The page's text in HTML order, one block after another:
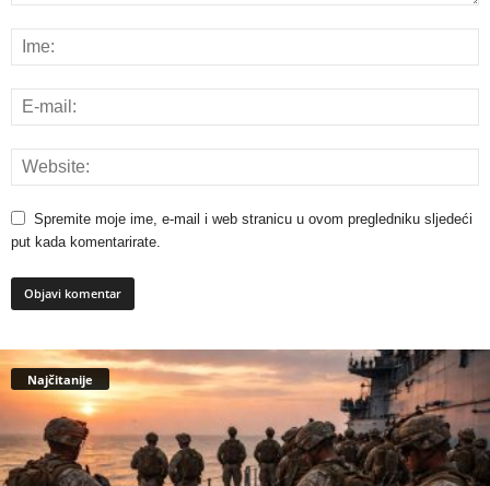
Spremite moje ime, e-mail i web stranicu u ovom pregledniku sljedeći
put kada komentarirate.
Najčitanije